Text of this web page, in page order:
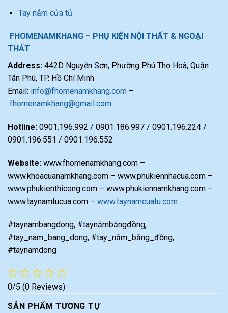
Tay nắm cửa tủ
FHOMENAMKHANG – PHỤ KIỆN NỘI THẤT & NGOẠI
THẤT
Address: 442D Nguyễn Sơn, Phường Phú Thọ Hoà, Quận
Tân Phú, TP. Hồ Chí Minh
Email: info@fhomenamkhang.com –
fhomenamkhang@gmail.com
Hotline: 0901.196.992 / 0901.186.997 / 0901.196.224 /
0901.196.551 / 0901.196.552
Website: www.fhomenamkhang.com –
www.khoacuanamkhang.com – www.phukiennhacua.com –
www.phukienthicong.com – www.phukiennamkhang.com –
www.taynamtucua.com – www.taynamcuatu.com
#taynambangdong, #taynắmbằngđồng,
#tay_nam_bang_dong, #tay_nắm_bằng_đồng,
#taynamdong
0/5 (0 Reviews)
SẢN PHẨM TƯƠNG TỰ